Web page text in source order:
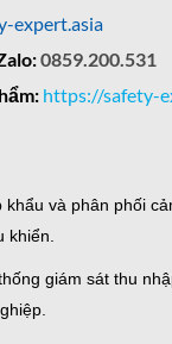
expert.asia
0859.200.531
https://safety-
khẩu và phân phối
khiển.
giám sát thu